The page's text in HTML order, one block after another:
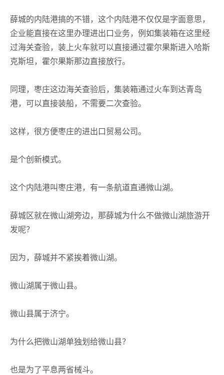
薛城的内陆港搞的不错，这个内陆港不仅仅是字面意思，
企业能直接在这里办理进出口业务，例如集装箱在这里经
过海关查验，装上火车就可以直接通过霍尔果斯进入哈斯
克斯坦，霍尔果斯那边直接放行。
同理，枣庄这边海关查验后，集装箱通过火车到达青岛
港，可以直接装船，不需要二次查验。
这样，很方便枣庄的进出口贸易公司。
是个创新模式。
这个内陆港叫枣庄港，有一条航道直通微山湖。
薛城区就在微山湖旁边，那薛城为什么不做微山湖旅游开
发呢？
因为，薛城并不紧挨着微山湖。
微山湖属于微山县。
微山县属于济宁。
为什么把微山湖单独划给微山县？
也是为了平息两省械斗。